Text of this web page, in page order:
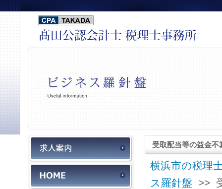
税務会計スタッフ募集
HOME
受取配当等の益金
横浜市の税理
ス羅針盤
>>